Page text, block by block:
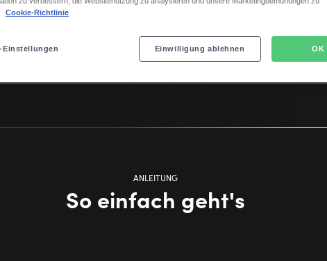
ANLEITUNG
So einfach geht's
Cookie-Richtlinie
Einstellungen Einwilligung ablehnen OK